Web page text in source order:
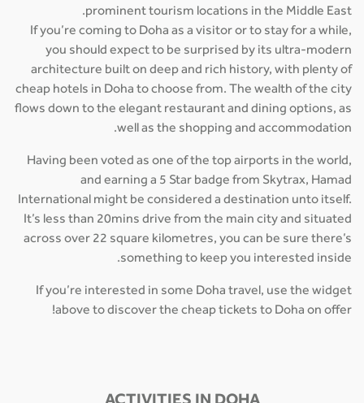
prominent tourism locations in the Middle East.
If you’re coming to Doha as a visitor or to stay for a while,
you should expect to be surprised by its ultra-modern
architecture built on deep and rich history, with plenty of
cheap hotels in Doha to choose from. The wealth of the city
flows down to the elegant restaurant and dining options, as
well as the shopping and accommodation.
Having been voted as one of the top airports in the world,
and earning a 5 Star badge from Skytrax, Hamad
International might be considered a destination unto itself.
It’s less than 20mins drive from the main city and situated
across over 22 square kilometres, you can be sure there’s
something to keep you interested inside.
If you’re interested in some Doha travel, use the widget
above to discover the cheap tickets to Doha on offer!